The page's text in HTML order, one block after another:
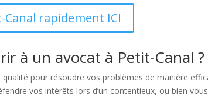
Canal rapidement ICI
à un avocat à Petit-Canal ?
pour résoudre vos problèmes de manière
vos intérêts lors d’un contentieux, ou bien